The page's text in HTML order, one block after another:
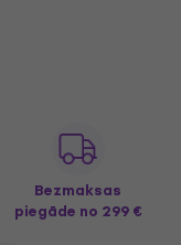
Bezmaksas
piegāde no 299 €